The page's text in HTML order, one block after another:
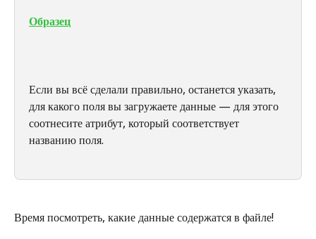
Образец
Если вы всё сделали правильно, останется указать,
для какого поля вы загружаете данные — для этого
соотнесите атрибут, который соответствует
названию поля.
Время посмотреть, какие данные содержатся в файле!